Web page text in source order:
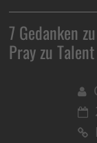
7 Gedanken
Pray zu